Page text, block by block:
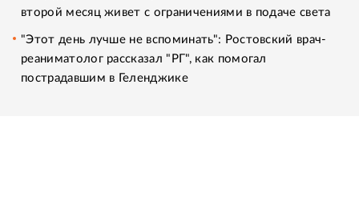
второй месяц живет с ограничениями в подаче света
"Этот день лучше не вспоминать": Ростовский врач-
реаниматолог рассказал "РГ", как помогал
пострадавшим в Геленджике